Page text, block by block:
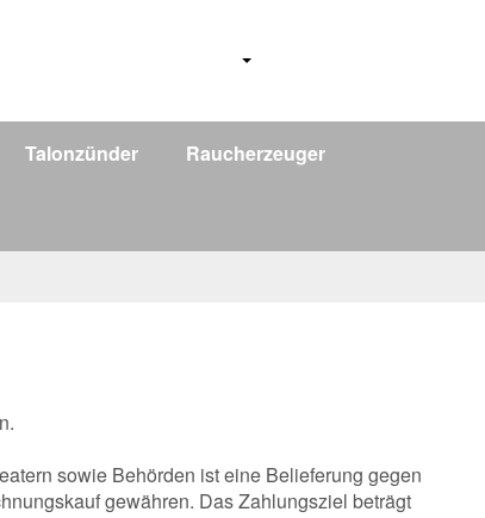
Talonzünder Raucherzeuger
sowie Behörden ist eine Belieferung gegen
gewähren. Das Zahlungsziel beträgt